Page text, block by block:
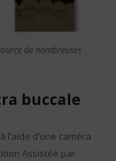
de nombreuses
buccale
l’aide d’une caméra
Assistée par